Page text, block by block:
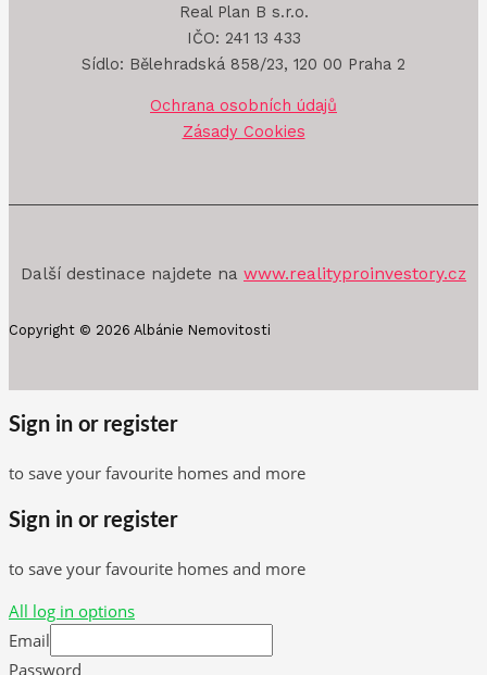
Real Plan B s.r.o.
IČO: 241 13 433
Sídlo: Bělehradská 858/23, 120 00 Praha 2
Ochrana osobních údajů
Zásady Cookies
Další destinace najdete na www.realityproinvestory.cz
Copyright © 2026 Albánie Nemovitosti
Sign in or register
to save your favourite homes and more
Sign in or register
to save your favourite homes and more
All log in options
Email
Password